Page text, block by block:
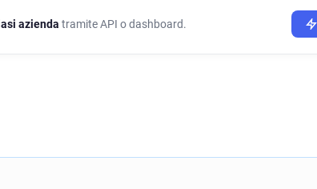
azienda tramite API o dashboard.